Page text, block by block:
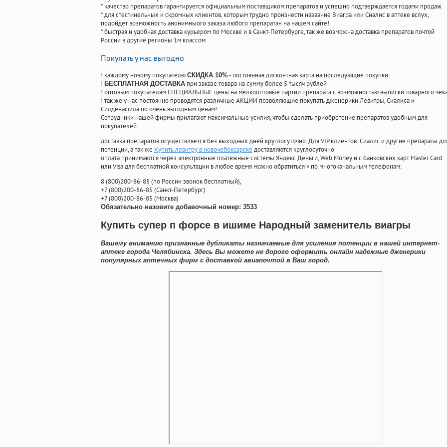
* качество препаратов гарантируется официальным поставщиком препаратов и успешно подтверждается годами продаж
* для стестинельных и скромных клиентов, которым трудно произнести название Виагра или Сиалис в аптеке вслух,
подойдет возможность анонимныого заказа любого препаратан на нашем сайте!
* быстрая и удобная доставка курьером по Москве и в Санкт-Петербурге, так же возможна доставка препаратов почтой
России в другие регионы 1м классом
Покупать у нас выгодно
! каждому новому покупателю СКИДКА 10%- постоянная дисконтная карта на последующие покупки
! БЕСПЛАТНАЯ ДОСТАВКА при заказе товара на сумму более 5 тысяч рублей
! оптовым покупателям СПЕЦИАЛЬНЫЕ цены на мелкооптовые партии препарата с возможностью выписки товарного
! так же у нас постоянно проводятся различные АКЦИИ позволяющие покупать дженерики Левитры, Сиалиса и
Силденафила по очень выгодным ценам!
Cотрудники нашей фирмы прилагают максимальные усилия, чтобы сделать приобретение препаратов удобным для
покупателей
доставка препаратов осуществляется без выходных дней круглосуточно. Для VIP клиентов: Сиалис и другие препараты
потенции, а так же Купить левитру в новочебоксарске доставляются круглосуточно
оплата принимаются через электронные платежные системы Яндекс Деньги, Web Money и с банковских карт Master Card
или Visa для бесплатной консультации в любое время можно обратиться» по многоканальным телефонам:
8(800)200-86-85 (по России звонок бесплатный),
+7(800)200-86-85 (Санкт-Петербург)
+7(800)200-86-85 (Москва)
Обязательно назовите добавочный номер: 3533
Купить супер п форсе в ишиме Народный заменитель виагры
Вашему вниманию признанные дубликаты назначаемые для усиления потенции в нашей интернет-
аптеке города Челябинска. Здесь Вы можете не дорого оформить онлайн надежные дженерики
популярных аптечных фирм с доставкой авиапочтой в Ваш город.